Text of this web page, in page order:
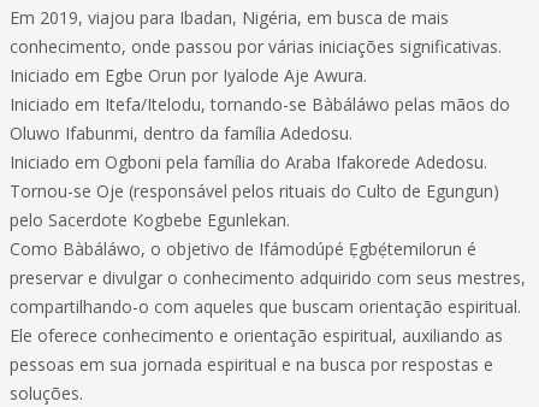
Em 2019, viajou para Ibadan, Nigéria, em busca de mais
conhecimento, onde passou por várias iniciações significativas.
Iniciado em Egbe Orun por Iyalode Aje Awura.
Iniciado em Itefa/Itelodu, tornando-se Bàbáláwo pelas mãos do
Oluwo Ifabunmi, dentro da família Adedosu.
Iniciado em Ogboni pela família do Araba Ifakorede Adedosu.
Tornou-se Oje (responsável pelos rituais do Culto de Egungun)
pelo Sacerdote Kogbebe Egunlekan.
Como Bàbáláwo, o objetivo de Ifámodúpé Ẹgbẹ́temilorun é
preservar e divulgar o conhecimento adquirido com seus mestres,
compartilhando-o com aqueles que buscam orientação espiritual.
Ele oferece conhecimento e orientação espiritual, auxiliando as
pessoas em sua jornada espiritual e na busca por respostas e
soluções.